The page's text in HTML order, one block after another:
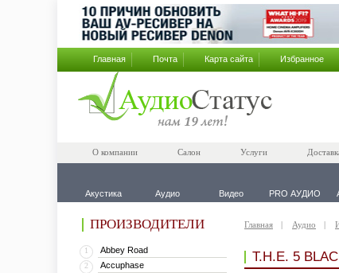
Главная Почта Карта сайта Избранное
О компании Салон Услуги
Акустика Аудио Видео PRO АУДИО
ПРОИЗВОДИТЕЛИ
1 Abbey Road
2 Accuphase
Главная Аудио
T.H.E. 5